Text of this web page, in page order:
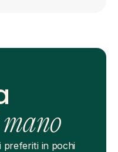
preferiti in pochi